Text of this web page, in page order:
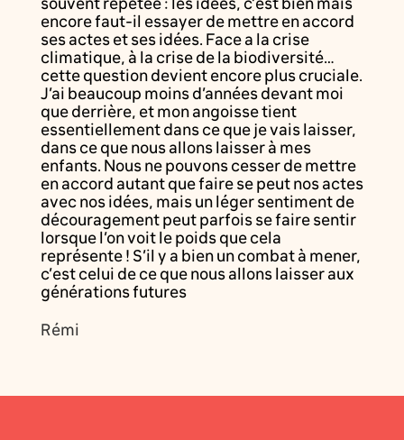
encore faut-il essayer de mettre en accord
ses actes et ses idées. Face a la crise
climatique, à la crise de la biodiversité…
cette question devient encore plus cruciale.
J’ai beaucoup moins d’années devant moi
que derrière, et mon angoisse tient
essentiellement dans ce que je vais laisser,
dans ce que nous allons laisser à mes
enfants. Nous ne pouvons cesser de mettre
en accord autant que faire se peut nos actes
avec nos idées, mais un léger sentiment de
découragement peut parfois se faire sentir
lorsque l’on voit le poids que cela
représente ! S’il y a bien un combat à mener,
c’est celui de ce que nous allons laisser aux
générations futures
Rémi